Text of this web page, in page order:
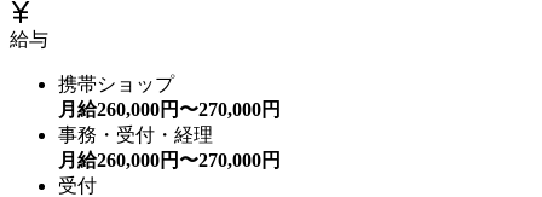
給与
携帯ショップ
月給260,000円〜270,000円
事務・受付・経理
月給260,000円〜270,000円
受付